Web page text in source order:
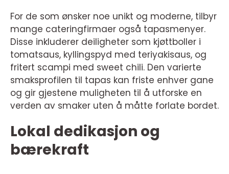
For de som ønsker noe unikt og moderne, tilbyr
mange cateringfirmaer også tapasmenyer.
Disse inkluderer deiligheter som kjøttboller i
tomatsaus, kyllingspyd med teriyakisaus, og
fritert scampi med sweet chili. Den varierte
smaksprofilen til tapas kan friste enhver gane
og gir gjestene muligheten til å utforske en
verden av smaker uten å måtte forlate bordet.
Lokal dedikasjon og
bærekraft